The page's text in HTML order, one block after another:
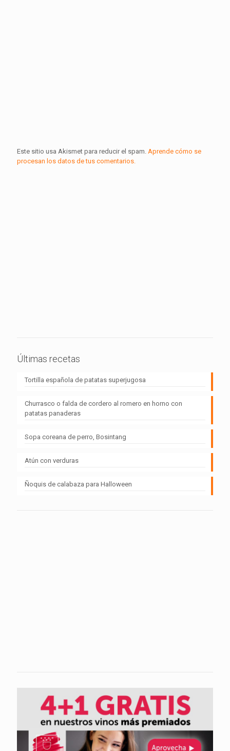
Este sitio usa Akismet para reducir el spam. Aprende cómo se
procesan los datos de tus comentarios.
Últimas recetas
Tortilla española de patatas superjugosa
Churrasco o falda de cordero al romero en horno con
patatas panaderas
Sopa coreana de perro, Bosintang
Atún con verduras
Ñoquis de calabaza para Halloween